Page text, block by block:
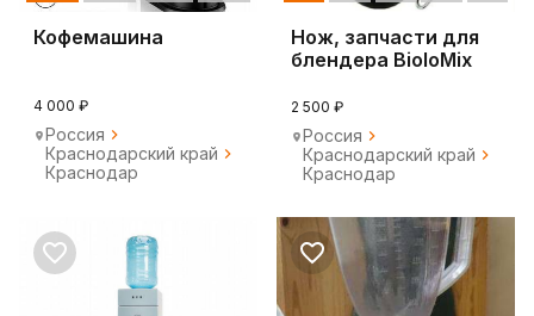
Кофемашина
4 000 ₽
Россия
Краснодарский край
Краснодар
Нож, запчасти для
блендера BioloMix
2 500 ₽
Россия
Краснодарский край
Краснодар